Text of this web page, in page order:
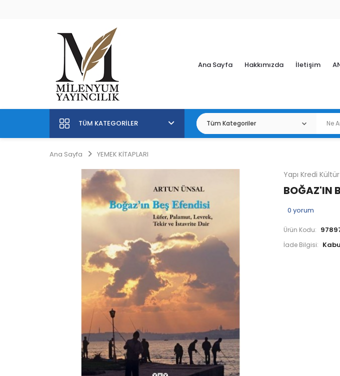
Ana Sayfa Hakkımızda İletişim
TÜM KATEGORILER
Ana Sayfa YEMEK KİTAPLARI
Yapı Kredi
BOĞAZ'IN
0 yorum
Ürün Kodu:
İade Bilgisi: